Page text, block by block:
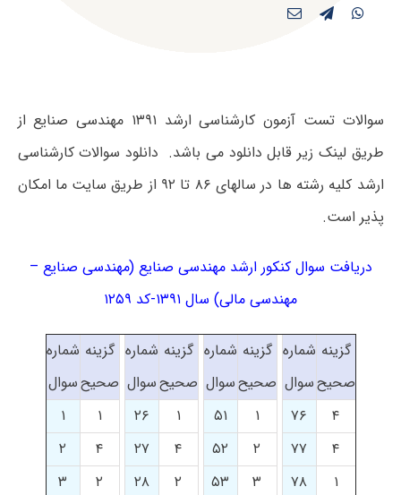
سوالات تست آزمون کارشناسی ارشد ۱۳۹۱ مهندسی صنایع از
طریق لینک زیر قابل دانلود می باشد. دانلود سوالات کارشناسی
ارشد کلیه رشته ها در سالهای ۸۶ تا ۹۲ از طریق سایت ما امکان
پذیر است.
دریافت سوال کنکور ارشد مهندسی صنایع (مهندسی صنایع –
مهندسی مالی) سال ۱۳۹۱-کد ۱۲۵۹
گزینه
صحیح
شماره
سوال
گزینه
صحیح
شماره
سوال
گزینه
صحیح
شماره
سوال
گزینه
صحیح
شماره
سوال
۴
۷۶ ۱ ۵۱ ۱ ۲۶ ۱
۱
۴
۷۷ ۲ ۵۲ ۴ ۲۷ ۴
۲
۱
۷۸ ۳ ۵۳ ۲ ۲۸ ۲
۳